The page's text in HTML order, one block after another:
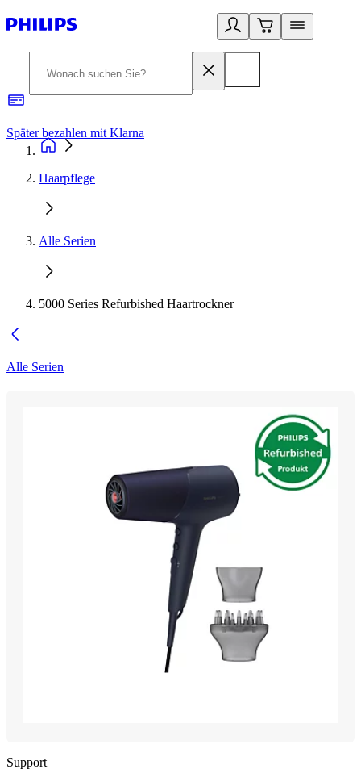
Später bezahlen mit Klarna
Haarpflege
Alle Serien
5000 Series Refurbished Haartrockner
Alle Serien
Support